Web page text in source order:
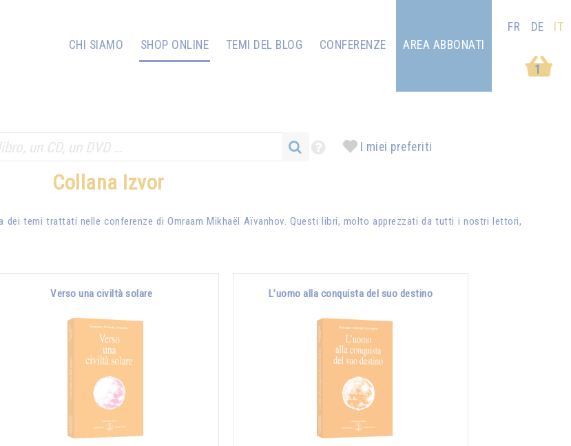
CHI SIAMO SHOP ONLINE TEMI DEL BLOG
CONFERENZE
1
AREA ABBONATI
FR DE IT
I miei preferiti
Collana Izvor
dei temi trattati nelle conferenze diOmraam Mikhaël Aïvanhov. Questi libri, molto apprezzati da tutti i nostri lettori,
Verso una civiltà solare L’uomo alla conquista del suo destino